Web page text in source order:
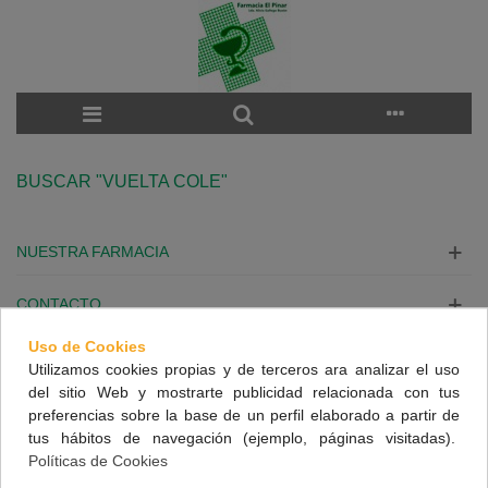
BUSCAR "VUELTA COLE"
NUESTRA FARMACIA
CONTACTO
INFORMACIÓN
SÍGUENOS
Uso de Cookies
Utilizamos cookies propias y de terceros ara analizar el uso
del sitio Web y mostrarte publicidad relacionada con tus
preferencias sobre la base de un perfil elaborado a partir de
tus hábitos de navegación (ejemplo, páginas visitadas).
Políticas de Cookies